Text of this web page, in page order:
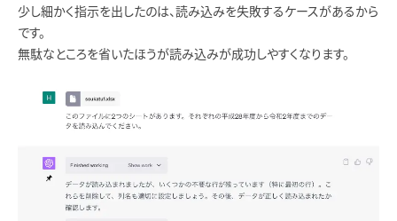
少し細かく指示を出したのは、読み込みを失敗するケースがあるから
です。
無駄なところを省いたほうが読み込みが成功しやすくなります。